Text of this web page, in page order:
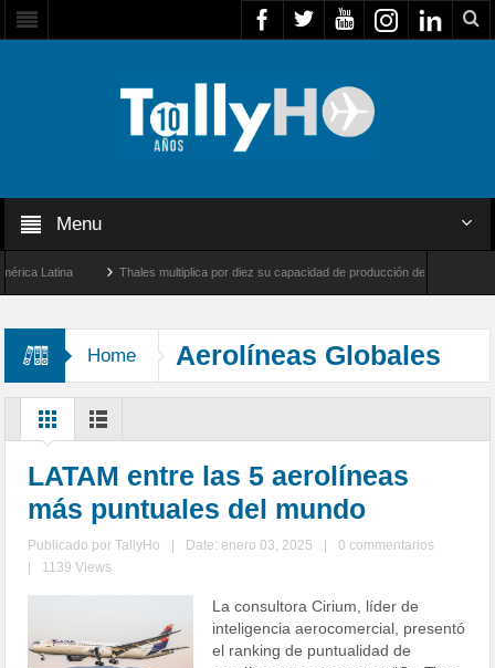
Menu
Latina Thales multiplica por diez su capacidad de producción de radares en
Home Aerolíneas Globales
LATAM entre las 5 aerolíneas
más puntuales del mundo
Publicado porTallyHo Date: enero 03, 2025
0 commentarios
1139 Views
La consultora Cirium, líder de
inteligencia aerocomercial, presentó
el ranking de puntualidad de